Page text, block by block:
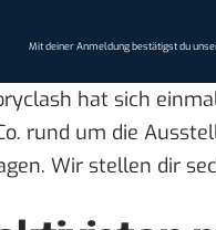
Mit deiner Anmeldung bestätigst du
hat sich
rund um die
Wir stellen dir